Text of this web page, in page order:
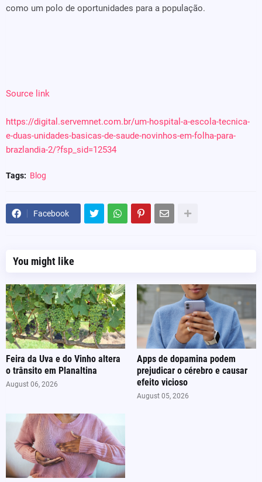
como um polo de oportunidades para a população.
Source link
https://digital.servemnet.com.br/um-hospital-a-escola-tecnica-
e-duas-unidades-basicas-de-saude-novinhos-em-folha-para-
brazlandia-2/?fsp_sid=12534
Tags: Blog
Facebook
You might like
Feira da Uva e do Vinho altera
o trânsito em Planaltina
August 06, 2026
Apps de dopamina podem
prejudicar o cérebro e causar
efeito vicioso
August 05, 2026